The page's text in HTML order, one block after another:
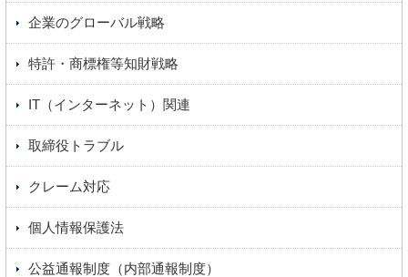
企業のグローバル戦略
特許・商標権等知財戦略
IT（インターネット）関連
取締役トラブル
クレーム対応
個人情報保護法
公益通報制度（内部通報制度）